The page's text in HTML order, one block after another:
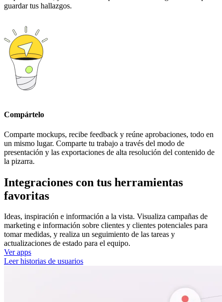
guardar tus hallazgos.
Compártelo
Comparte mockups, recibe feedback y reúne aprobaciones, todo en
un mismo lugar. Comparte tu trabajo a través del modo de
presentación y las exportaciones de alta resolución del contenido de
la pizarra.
Integraciones con tus herramientas
favoritas
Ideas, inspiración e información a la vista. Visualiza campañas de
marketing e información sobre clientes y clientes potenciales para
tomar medidas, y realiza un seguimiento de las tareas y
actualizaciones de estado para el equipo.
Ver apps
Leer historias de usuarios